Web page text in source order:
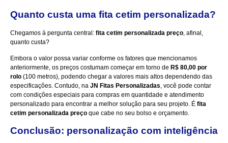
Quanto custa uma fita cetim personalizada?
Chegamos à pergunta central: fita cetim personalizada preço, afinal,
quanto custa?
Embora o valor possa variar conforme os fatores que mencionamos
anteriormente, os preços costumam começar em torno de R$ 80,00 por
rolo (100 metros), podendo chegar a valores mais altos dependendo das
especificações. Contudo, na JN Fitas Personalizadas, você pode contar
com condições especiais para compras em quantidade e atendimento
personalizado para encontrar a melhor solução para seu projeto. É fita
cetim personalizada preço que cabe no seu bolso e orçamento.
Conclusão: personalização com inteligência